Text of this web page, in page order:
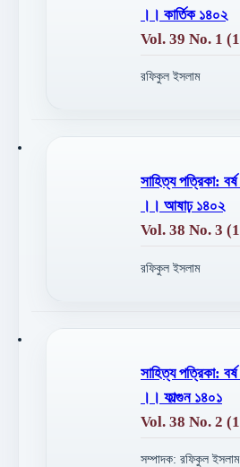
।। কার্তিক ১৪০২
Vol. 39 No. 1
রফিকুল ইসলাম
সাহিত্য পত্রিকা:
।। আষাঢ় ১৪০২
Vol. 38 No. 3
রফিকুল ইসলাম
সাহিত্য পত্রিকা:
।। ফাল্গুন ১৪০১
Vol. 38 No. 2
সম্পাদক: রফিকুল ইসলাম